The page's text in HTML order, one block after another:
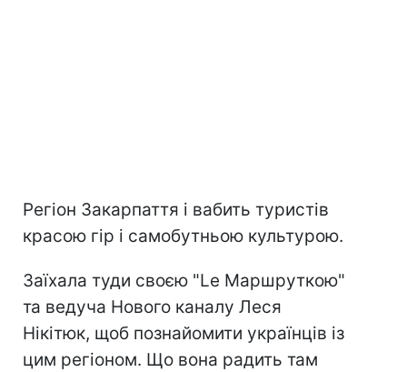
Регіон Закарпаття і вабить туристів
красою гір і самобутньою культурою.
Заїхала туди своєю "Le Маршруткою"
та ведуча Нового каналу Леся
Нікітюк, щоб познайомити українців із
цим регіоном. Що вона радить там